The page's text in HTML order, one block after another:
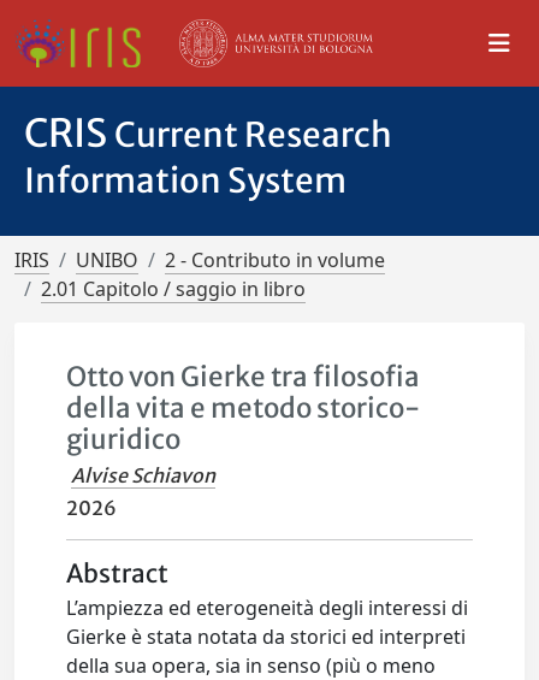
CRIS Current Research
Information System
IRIS UNIBO
2 - Contributo in volume
2.01 Capitolo / saggio in libro
Otto von Gierke tra filosofia
della vita e metodo storico-
giuridico
Alvise Schiavon
2026
Abstract
L’ampiezza ed eterogeneità degli interessi di
Gierke è stata notata da storici ed interpreti
della sua opera, sia in senso (più o meno